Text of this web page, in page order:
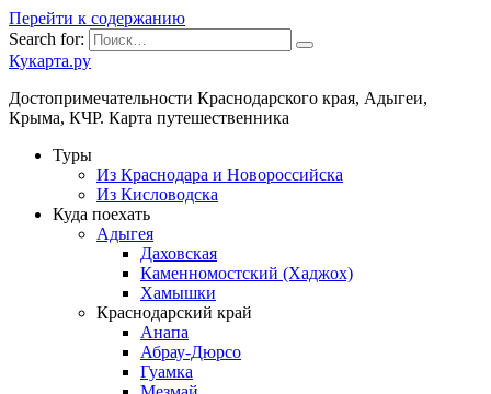
Перейти к содержанию
Search for:
Кукарта.ру
Достопримечательности Краснодарского края, Адыгеи,
Крыма, КЧР. Карта путешественника
Туры
Из Краснодара и Новороссийска
Из Кисловодска
Куда поехать
Адыгея
Даховская
Каменномостский (Хаджох)
Хамышки
Краснодарский край
Анапа
Абрау-Дюрсо
Гуамка